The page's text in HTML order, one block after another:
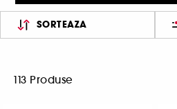
SORTEAZA
113 Produse